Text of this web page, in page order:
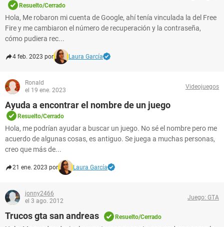
Resuelto/Cerrado
Hola, Me robaron mi cuenta de Google, ahí tenía vinculada la del Free
Fire y me cambiaron el número de recuperación y la contraseña,
cómo pudiera rec...
4 feb. 2023 por Laura García
Ronald
el 19 ene. 2023
Videojuegos
Ayuda a encontrar el nombre de un juego
Resuelto/Cerrado
Hola, me podrían ayudar a buscar un juego. No sé el nombre pero me
acuerdo de algunas cosas, es antiguo. Se juega a muchas personas,
creo que más de...
21 ene. 2023 por Laura García
jonny2466
el 3 ago. 2012
Juego: GTA
Trucos gta san andreas Resuelto/Cerrado